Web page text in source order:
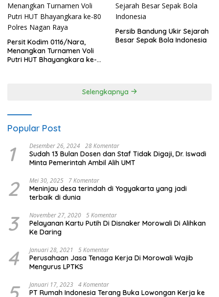
Persit Kodim 0116/Nara,
Menangkan Turnamen Voli
Putri HUT Bhayangkara ke-
Persib Bandung Ukir Sejarah
Besar Sepak Bola Indonesia
Selengkapnya
Popular Post
1 Desember 26, 2024 28 Komentar
Sudah 13 Bulan Dosen dan Staf Tidak Digaji, Dr. Iswadi
Minta Pemerintah Ambil Alih UMT
2 Mei 30, 2025 7 Komentar
Meninjau desa terindah di Yogyakarta yang jadi
terbaik di dunia
3 November 27, 2020 5 Komentar
Pelayanan Kartu Putih Di Disnaker Morowali Di Alihkan
Ke Daring
4 Januari 28, 2021 5 Komentar
Perusahaan Jasa Tenaga Kerja Di Morowali Wajib
Mengurus LPTKS
Januari 17, 2023 4 Komentar
PT Rumah Indonesia Terang Buka Lowongan Kerja ke